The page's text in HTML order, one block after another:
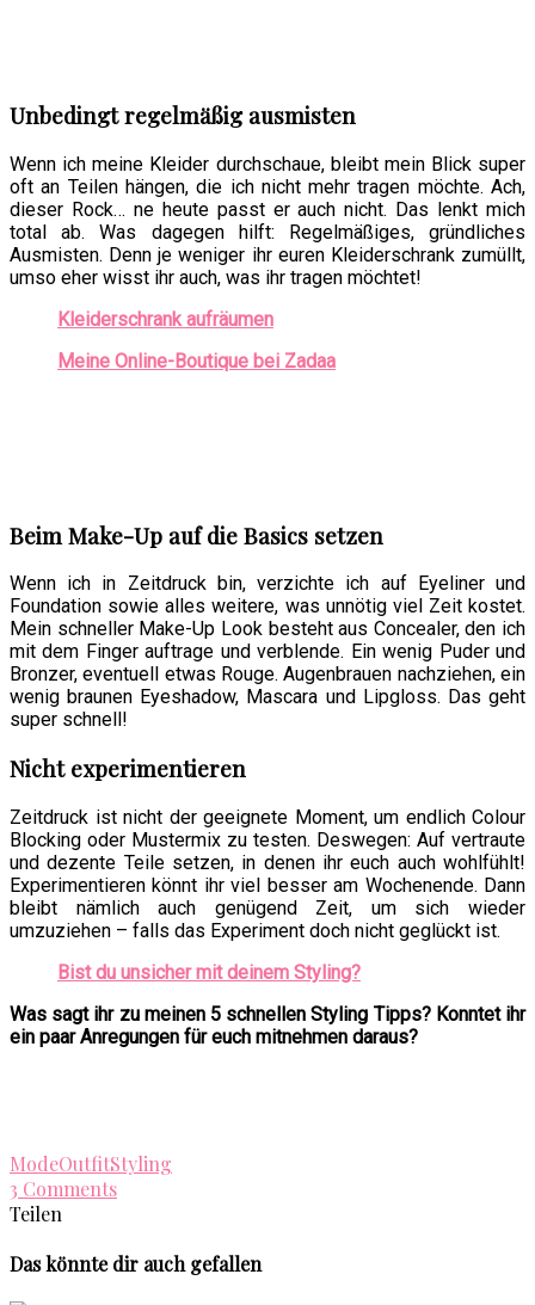
Unbedingt regelmäßig ausmisten
Wenn ich meine Kleider durchschaue, bleibt mein Blick super
oft an Teilen hängen, die ich nicht mehr tragen möchte. Ach,
dieser Rock… ne heute passt er auch nicht. Das lenkt mich
total ab. Was dagegen hilft: Regelmäßiges, gründliches
Ausmisten. Denn je weniger ihr euren Kleiderschrank zumüllt,
umso eher wisst ihr auch, was ihr tragen möchtet!
Kleiderschrank aufräumen
Meine Online-Boutique bei Zadaa
Beim Make-Up auf die Basics setzen
Wenn ich in Zeitdruck bin, verzichte ich auf Eyeliner und
Foundation sowie alles weitere, was unnötig viel Zeit kostet.
Mein schneller Make-Up Look besteht aus Concealer, den ich
mit dem Finger auftrage und verblende. Ein wenig Puder und
Bronzer, eventuell etwas Rouge. Augenbrauen nachziehen, ein
wenig braunen Eyeshadow, Mascara und Lipgloss. Das geht
super schnell!
Nicht experimentieren
Zeitdruck ist nicht der geeignete Moment, um endlich Colour
Blocking oder Mustermix zu testen. Deswegen: Auf vertraute
und dezente Teile setzen, in denen ihr euch auch wohlfühlt!
Experimentieren könnt ihr viel besser am Wochenende. Dann
bleibt nämlich auch genügend Zeit, um sich wieder
umzuziehen – falls das Experiment doch nicht geglückt ist.
Bist du unsicher mit deinem Styling?
Was sagt ihr zu meinen 5 schnellen Styling Tipps? Konntet ihr
ein paar Anregungen für euch mitnehmen daraus?
ModeOutfitStyling
3 Comments
Teilen
Das könnte dir auch gefallen